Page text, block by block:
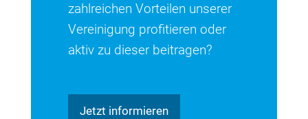
zahlreichen Vorteilen unserer
Vereinigung profitieren oder
aktiv zu dieser beitragen?
Jetzt informieren